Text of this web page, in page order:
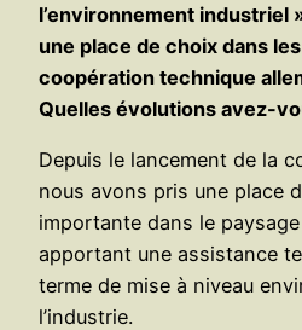
l’environnement industriel
une place de choix dans
coopération technique
Quelles évolutions avez-
Depuis le lancement de la
nous avons pris une place
importante dans le
apportant une assistance
terme de mise à niveau
l’industrie.